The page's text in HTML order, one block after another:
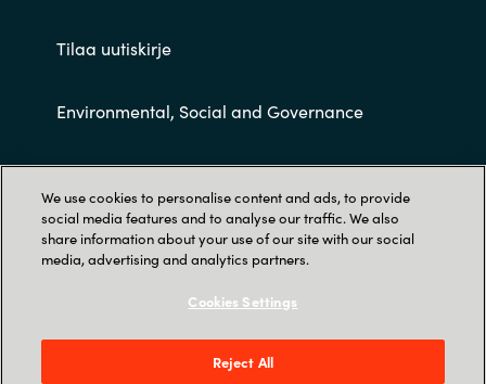
Tilaa uutiskirje
Environmental, Social and Governance
Customer terms and conditions
We use cookies to personalise content and ads, to provide
social media features and to analyse our traffic. We also
share information about your use of our site with our social
media, advertising and analytics partners.
Cookies Settings
Reject All